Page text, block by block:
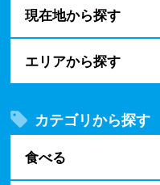
現在地から探す
エリアから探す
カテゴリから探す
食べる